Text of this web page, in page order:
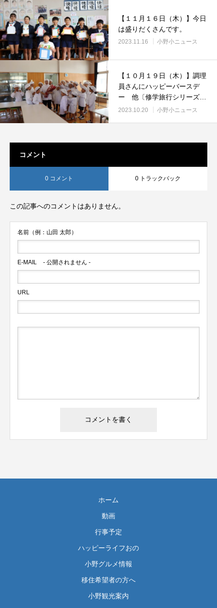
【１１月１６日（木）】今日
は盛りだくさんです。
2023.11.16 小野小ニュース
【１０月１９日（木）】調理
員さんにハッピーバースデ
ー 他〔修学旅行シリーズ③
付〕
2023.10.20 小野小ニュース
コメント
0 コメント 0 トラックバック
この記事へのコメントはありません。
名前（例：山田 太郎）
E-MAIL - 公開されません -
URL
ホーム
動画
行事予定
ハッピーライフおの
小野グルメ情報
移住希望者の方へ
小野観光案内